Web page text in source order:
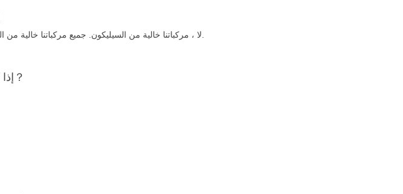
4.إذا كان المركب الخاص بك خالٍ من الشمع？